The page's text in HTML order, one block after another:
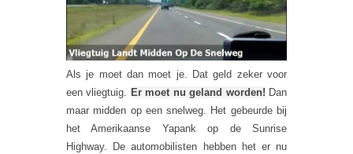
Als je moet dan moet je. Dat geld zeker voor
een vliegtuig. Er moet nu geland worden! Dan
maar midden op een snelweg. Het gebeurde bij
het Amerikaanse Yapank op de Sunrise
Highway. De automobilisten hebben het er nu